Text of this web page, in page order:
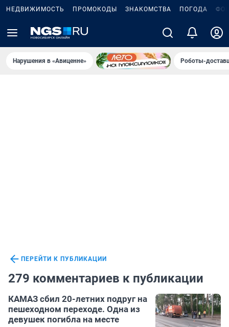
НЕДВИЖИМОСТЬ ПРОМОКОДЫ ЗНАКОМСТВА ПОГОДА
Нарушения в «Авиценне» Роботы-
ПЕРЕЙТИ К ПУБЛИКАЦИИ
279 комментариев к публикации
КАМАЗ сбил 20-летних подруг на
пешеходном переходе. Одна из
девушек погибла на месте